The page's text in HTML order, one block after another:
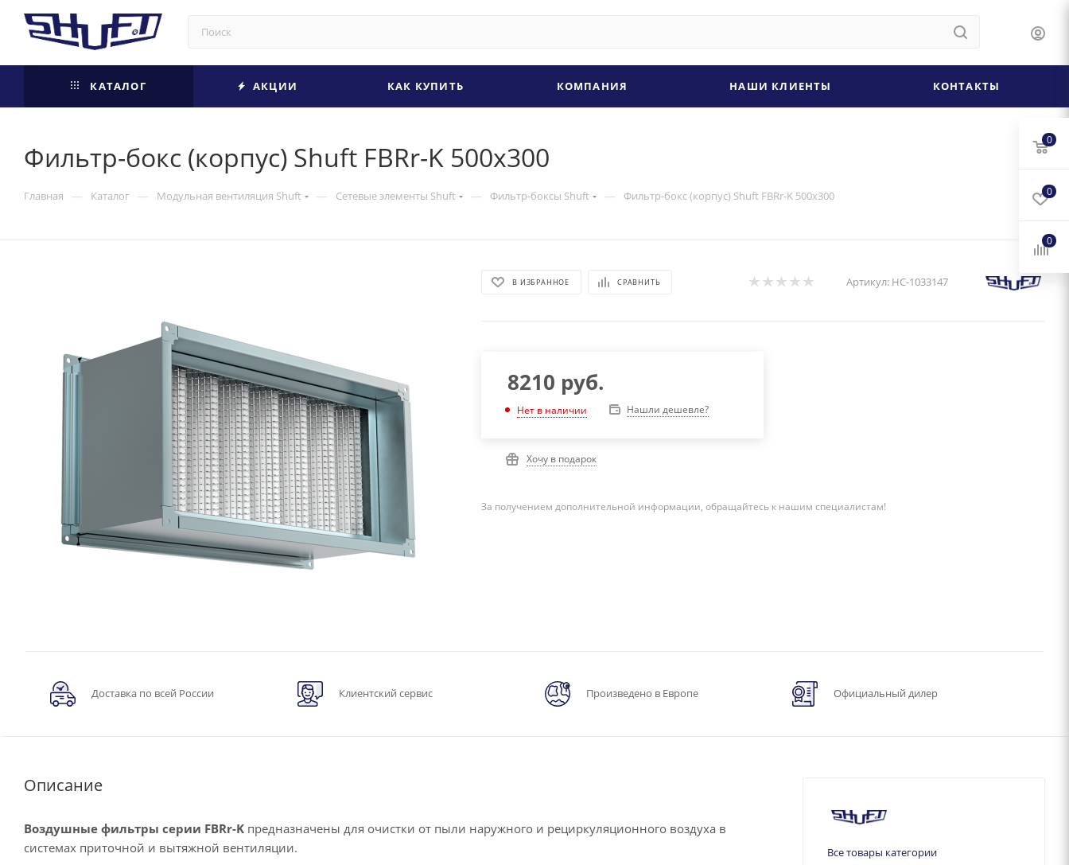
КАТАЛОГ АКЦИИ КАК КУПИТЬ КОМПАНИЯ НАШИ КЛИЕНТЫ КОНТАКТЫ
Фильтр-бокс (корпус) Shuft FBRr-K 500x300
Главная — Каталог — Модульная вентиляция Shuft — Сетевые элементы Shuft — Фильтр-боксы Shuft — Фильтр-бокс (корпус) Shuft FBRr-K 500x300
В ИЗБРАННОЕ СРАВНИТЬ Артикул: НС-1033147
8210 руб.
Нет в наличии Нашли дешевле?
Хочу в подарок
За получением дополнительной информации, обращайтесь к нашим специалистам!
Доставка по всей России Клиентский сервис Произведено в Европе Официальный дилер
Описание
Воздушные фильтры cерии FBRr-K предназначены для очистки от пыли наружного и рециркуляционного воздуха в
системах приточной и вытяжной вентиляции.
Все товары категории
0
0
0